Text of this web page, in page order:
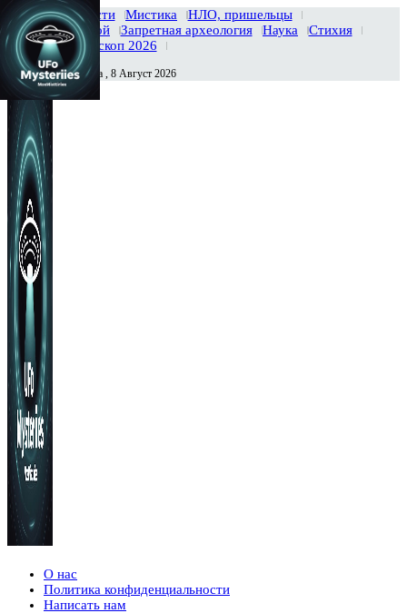
Главная Новости Мистика
НЛО, пришельцы
Тайны вселенной
Запретная археология Наука
Стихия
История
Гороскоп 2026
Сегодня Суббота , 8 Август 2026
О нас
Политика конфиденциальности
Написать нам